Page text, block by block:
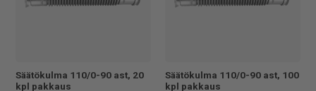
Säätökulma 110/0-90 ast, 20
kpl pakkaus
Säätökulma 110/0-90 ast, 100
kpl pakkaus